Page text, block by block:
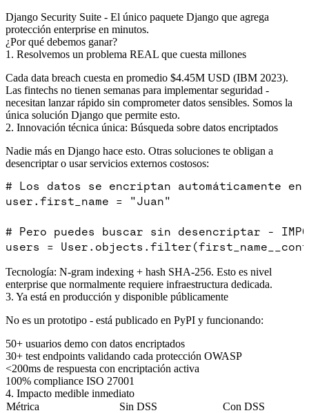
Django Security Suite - El único paquete Django que agrega
protección enterprise en minutos.
¿Por qué debemos ganar?
1. Resolvemos un problema REAL que cuesta millones
Cada data breach cuesta en promedio $4.45M USD (IBM 2023).
Las fintechs no tienen semanas para implementar seguridad -
necesitan lanzar rápido sin comprometer datos sensibles. Somos la
única solución Django que permite esto.
2. Innovación técnica única: Búsqueda sobre datos encriptados
Nadie más en Django hace esto. Otras soluciones te obligan a
desencriptar o usar servicios externos costosos:
# Los datos se encriptan automáticamente
user.first_name = "Juan"
# Pero puedes buscar sin desencriptar -
Tecnología: N-gram indexing + hash SHA-256. Esto es nivel
enterprise que normalmente requiere infraestructura dedicada.
3. Ya está en producción y disponible públicamente
No es un prototipo - está publicado en PyPI y funcionando:
50+ usuarios demo con datos encriptados
30+ test endpoints validando cada protección OWASP
<200ms de respuesta con encriptación activa
100% compliance ISO 27001
4. Impacto medible inmediato
Métrica
Sin DSS
Con DSS